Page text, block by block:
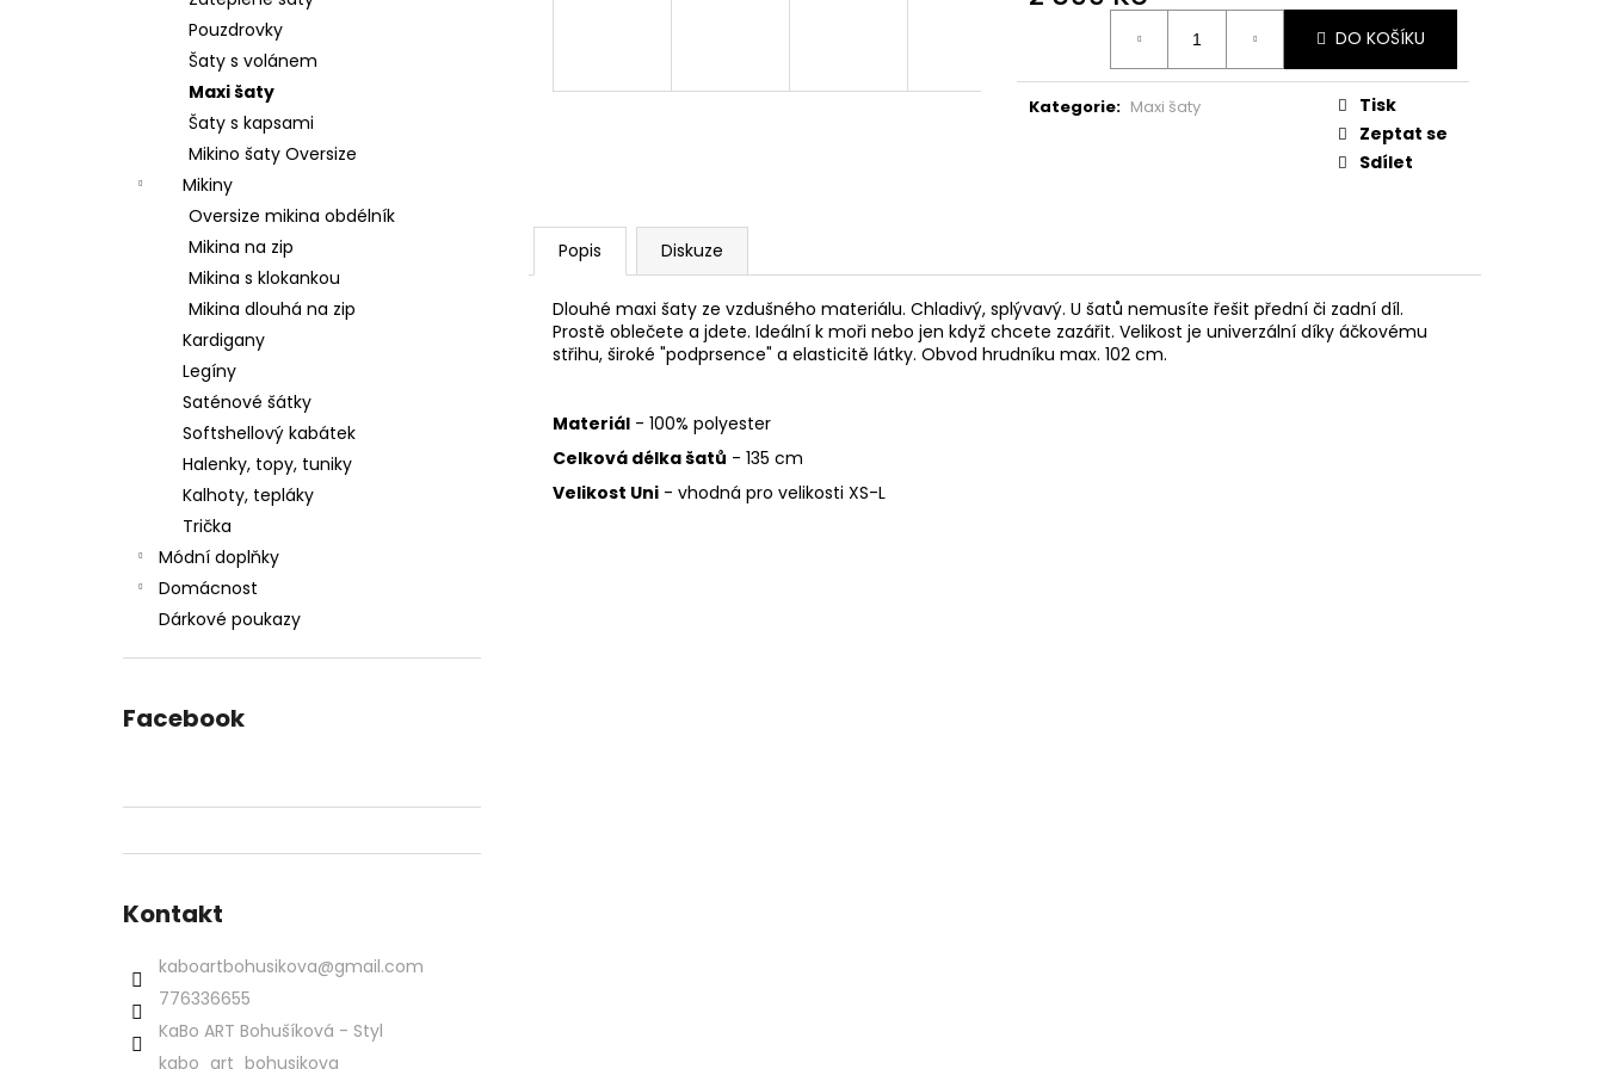
Pouzdrovky
Šaty s volánem
Maxi šaty
Šaty s kapsami
Mikino šaty Oversize
Mikiny
Oversize mikina obdélník
Mikina na zip
Mikina s klokankou
Mikina dlouhá na zip
Kardigany
Legíny
Saténové šátky
Softshellový kabátek
Halenky, topy, tuniky
Kalhoty, tepláky
Trička
Módní doplňky
Domácnost
Dárkové poukazy
Facebook
Kontakt
kaboartbohusikova@gmail.com
776336655
KaBo ART Bohušíková - Styl
kabo_art_bohusikova
DO KOŠÍKU
Kategorie: Maxi šaty
Tisk
Zeptat se
Sdílet
Popis Diskuze
Dlouhé maxi šaty ze vzdušného materiálu. Chladivý, splývavý. U šatů nemusíte řešit přední či zadní díl.
Prostě oblečete a jdete. Ideální k moři nebo jen když chcete zazářit. Velikost je univerzální díky áčkovému
střihu, široké "podprsence" a elasticitě látky. Obvod hrudníku max. 102 cm.
Materiál - 100% polyester
Celková délka šatů - 135 cm
Velikost Uni - vhodná pro velikosti XS-L
2 599 Kč